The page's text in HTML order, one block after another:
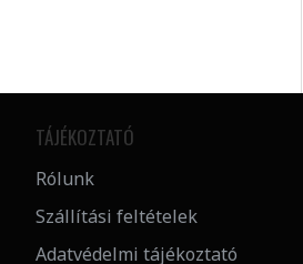
TÁJÉKOZTATÓ
Rólunk
Szállítási feltételek
Adatvédelmi tájékoztató